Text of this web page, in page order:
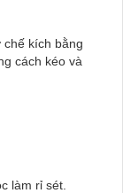
chế kích bằng
cách kéo và
làm rỉ sét.